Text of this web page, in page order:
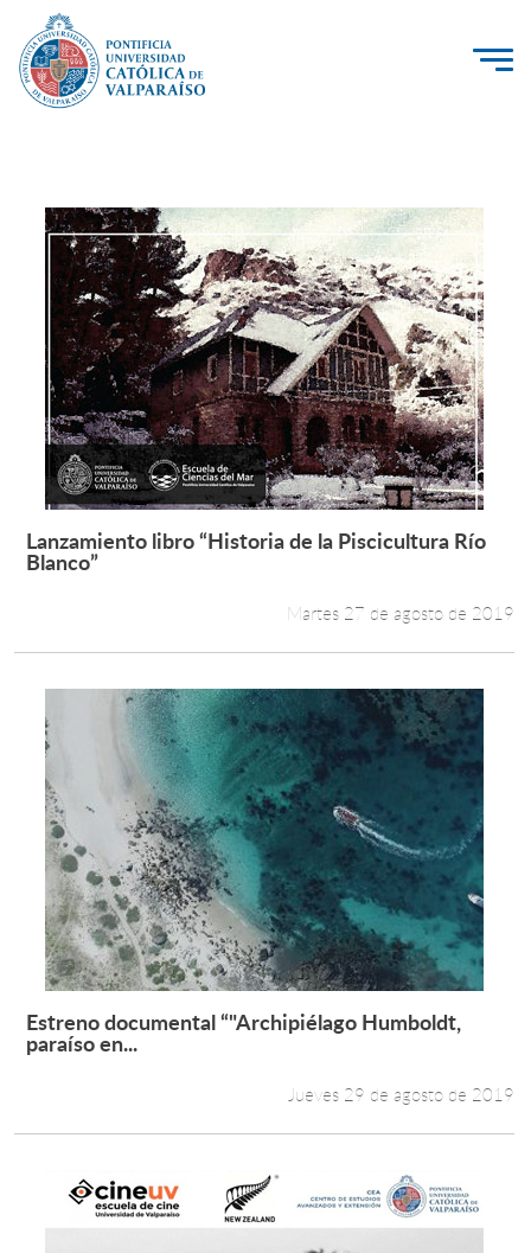
PUCV Internacional
Vinculación con el Medio
Admisión
Pregrado
Postgrado
Formación Continua
Funcionarios
Alumni
English
Leer más +
Lanzamiento libro “Historia de la Piscicultura Río
Blanco”
Martes 27 de agosto de 2019
Leer más +
Estreno documental “"Archipiélago Humboldt,
paraíso en...
Jueves 29 de agosto de 2019